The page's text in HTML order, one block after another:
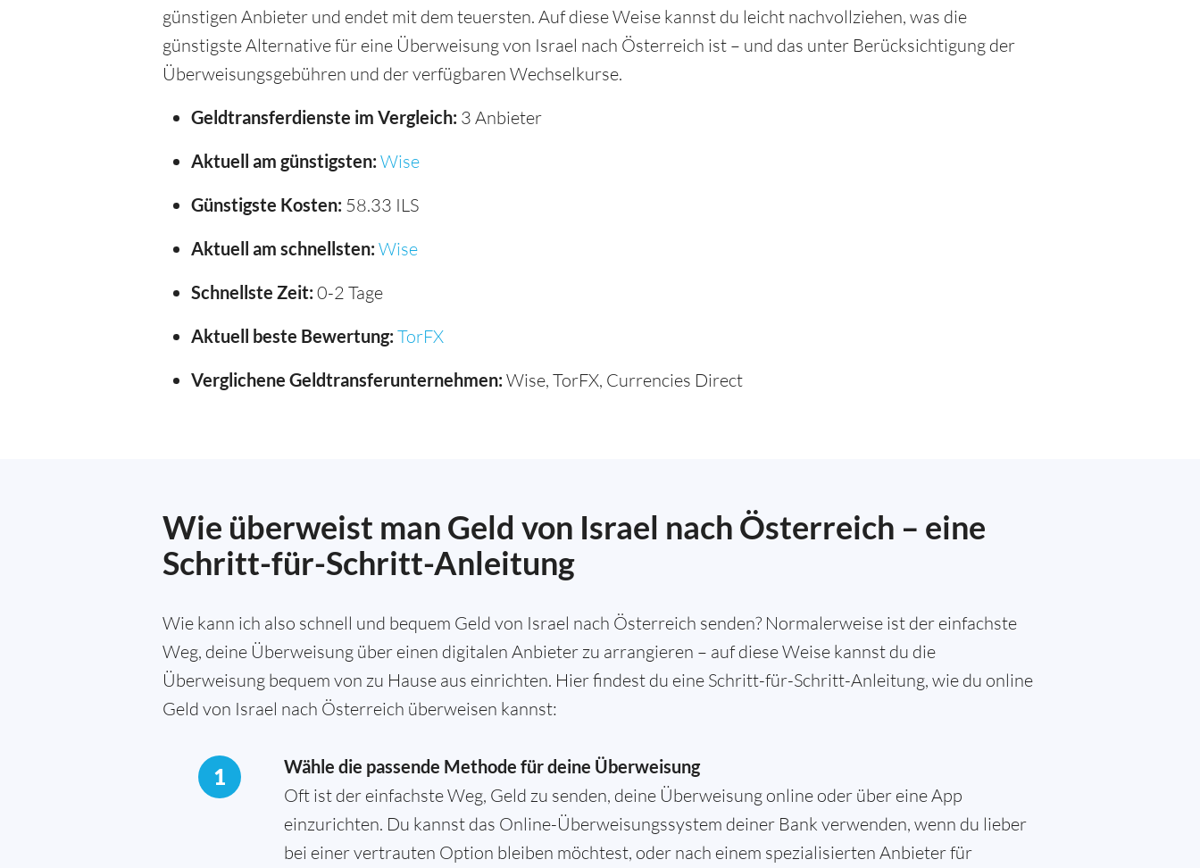
günstigen Anbieter und endet mit dem teuersten. Auf diese Weise kannst du leicht nachvollziehen, was die
günstigste Alternative für eine Überweisung von Israel nach Österreich ist – und das unter Berücksichtigung der
Überweisungsgebühren und der verfügbaren Wechselkurse.
Geldtransferdienste im Vergleich: 3 Anbieter
Aktuell am günstigsten: Wise
Günstigste Kosten: 58.33 ILS
Aktuell am schnellsten: Wise
Schnellste Zeit: 0-2 Tage
Aktuell beste Bewertung: TorFX
Verglichene Geldtransferunternehmen: Wise, TorFX, Currencies Direct
Wie überweist man Geld von Israel nach Österreich – eine
Schritt-für-Schritt-Anleitung
Wie kann ich also schnell und bequem Geld von Israel nach Österreich senden? Normalerweise ist der einfachste
Weg, deine Überweisung über einen digitalen Anbieter zu arrangieren – auf diese Weise kannst du die
Überweisung bequem von zu Hause aus einrichten. Hier findest du eine Schritt-für-Schritt-Anleitung, wie du online
Geld von Israel nach Österreich überweisen kannst:
1 Wähle die passende Methode für deine Überweisung
Oft ist der einfachste Weg, Geld zu senden, deine Überweisung online oder über eine App
einzurichten. Du kannst das Online-Überweisungssystem deiner Bank verwenden, wenn du lieber
bei einer vertrauten Option bleiben möchtest, oder nach einem spezialisierten Anbieter für